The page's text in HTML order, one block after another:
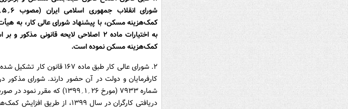
کمک‌هزینه مسکن، با پیشنهاد شورای عالی کار، به
به اختیارات ماده ۲ اصلاحی لایحه
کمک‌هزینه مسکن نموده است.
۲. شورای عالی کار طبق ماده
شماره ۷۹۳۳ (مورخ ۲۶؍۱؍۱۳۹۹)